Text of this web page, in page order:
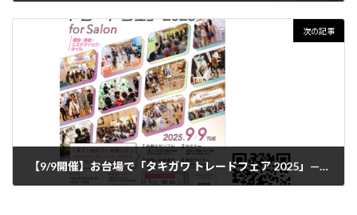
次の記事
【9/9開催】お台場で「タキガワ トレードフェア 2025」—美容師必見の最新イベント情報！